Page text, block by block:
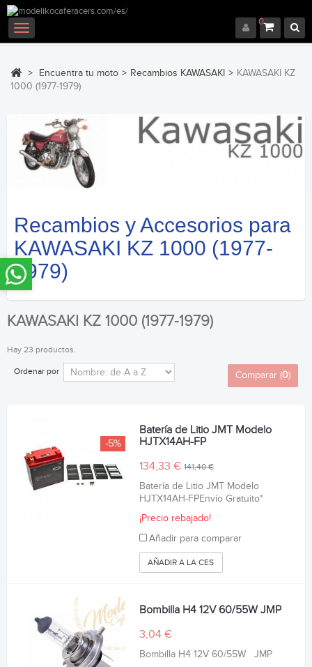
0
Navegación
Toggle
> Encuentra tu moto > Recambios KAWASAKI > KAWASAKI KZ
1000 (1977-1979)
Recambios y Accesorios para
KAWASAKI KZ 1000 (1977-
1979)
KAWASAKI KZ 1000 (1977-1979)
Hay 23 productos.
Ordenar por Comparar (0)
-5%
Batería de Litio JMT Modelo
HJTX14AH-FP
134,33 €141,40 €
Batería de Litio JMT Modelo
HJTX14AH-FPEnvío Gratuito*
¡Precio rebajado!
Añadir para comparar
AÑADIR A LA CESTA
Bombilla H4 12V 60/55W JMP
3,04 €
Bombilla H4 12V 60/55W JMP